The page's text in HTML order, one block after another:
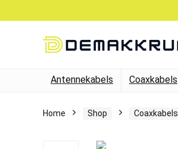
Antennekabels Coaxkabels
Home Shop Coaxkabels